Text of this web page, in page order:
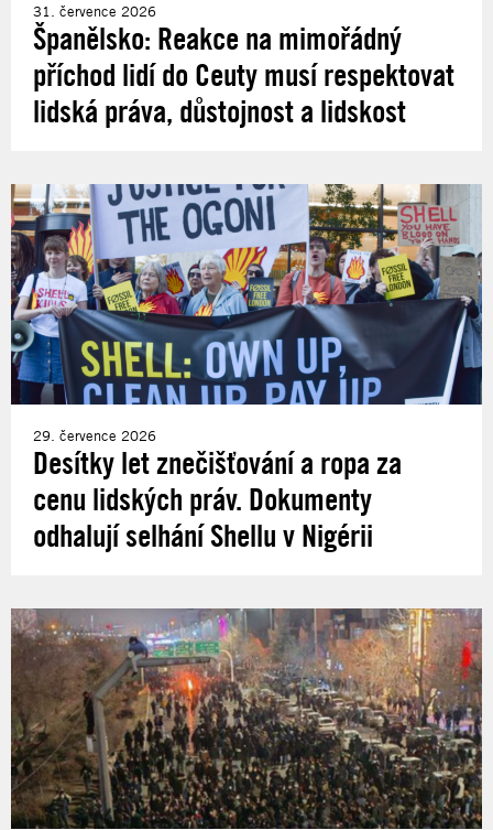
31. července 2026
Španělsko: Reakce na mimořádný
příchod lidí do Ceuty musí respektovat
lidská práva, důstojnost a lidskost
29. července 2026
Desítky let znečišťování a ropa za
cenu lidských práv. Dokumenty
odhalují selhání Shellu v Nigérii